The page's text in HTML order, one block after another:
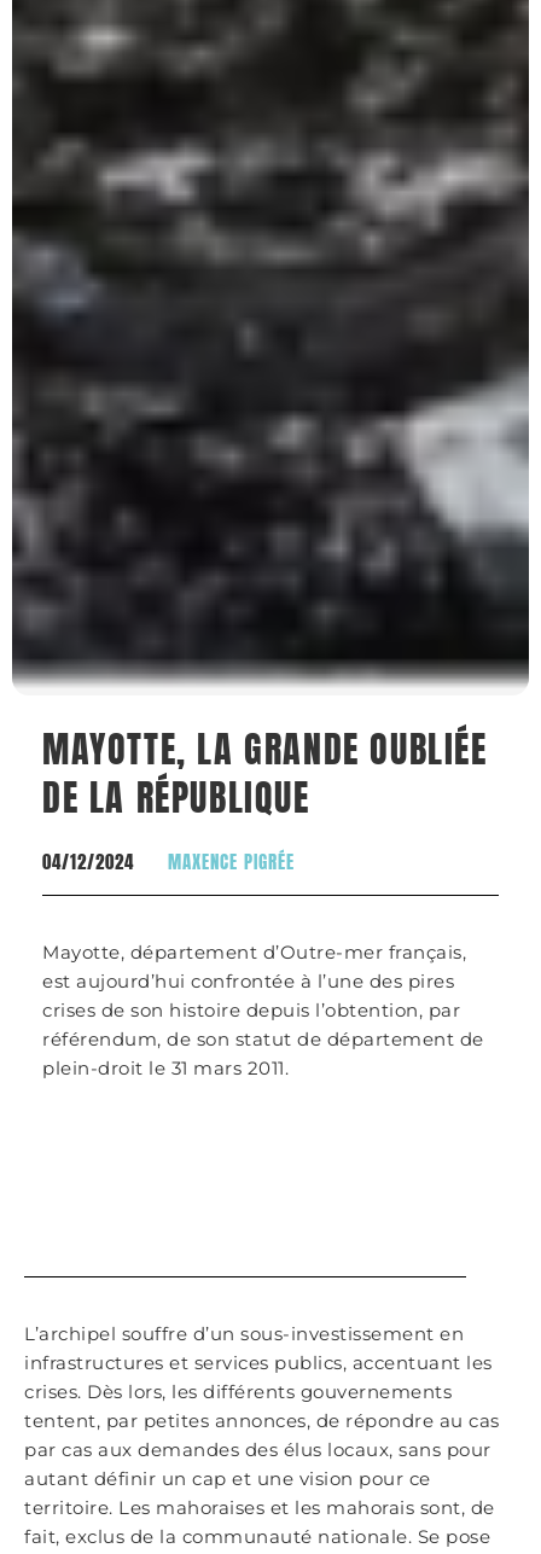
MAYOTTE, LA GRANDE OUBLIÉE
DE LA RÉPUBLIQUE
04/12/2024 MAXENCE PIGRÉE
Mayotte, département d’Outre-mer français,
est aujourd’hui confrontée à l’une des pires
crises de son histoire depuis l’obtention, par
référendum, de son statut de département de
plein-droit le 31 mars 2011.
L’archipel souffre d’un sous-investissement en
infrastructures et services publics, accentuant les
crises. Dès lors, les différents gouvernements
tentent, par petites annonces, de répondre au cas
par cas aux demandes des élus locaux, sans pour
autant définir un cap et une vision pour ce
territoire. Les mahoraises et les mahorais sont, de
fait, exclus de la communauté nationale. Se pose